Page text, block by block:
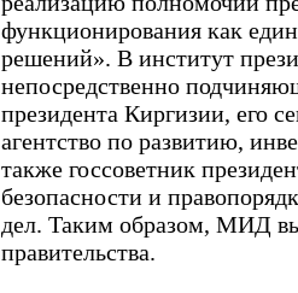
функционирования как
решений». В институт
непосредственно
президента Киргизии, его
агентство по развитию,
также госсоветник
безопасности и
дел. Таким образом, МИД
правительства.